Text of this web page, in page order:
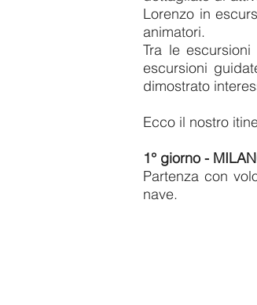
Lorenzo in
animatori.
Tra le
escursioni
dimostrato
Ecco il nostro
1° giorno -
Partenza con
nave.